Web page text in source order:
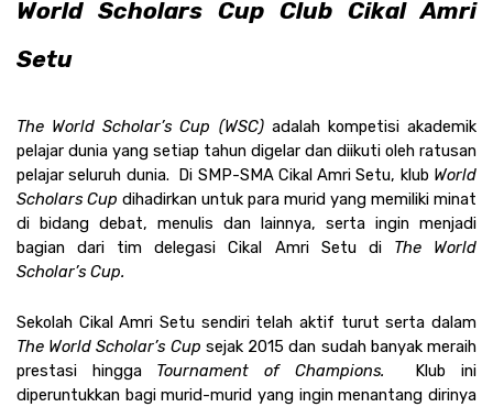
World Scholars Cup Club Cikal Amri
Setu
The World Scholar’s Cup (WSC) adalah kompetisi akademik
pelajar dunia yang setiap tahun digelar dan diikuti oleh ratusan
pelajar seluruh dunia.  Di SMP-SMA Cikal Amri Setu, klub World
Scholars Cup dihadirkan untuk para murid yang memiliki minat
di bidang debat, menulis dan lainnya, serta ingin menjadi
bagian dari tim delegasi Cikal Amri Setu di The World
Scholar’s Cup.
The World Scholar’s Cup sejak 2015 dan sudah banyak meraih
prestasi hingga Tournament of Champions.
Klub ini
diperuntukkan bagi murid-murid yang ingin menantang dirinya